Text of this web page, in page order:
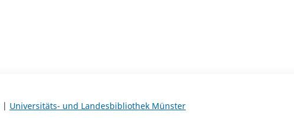
| Universitäts- und Landesbibliothek Münster